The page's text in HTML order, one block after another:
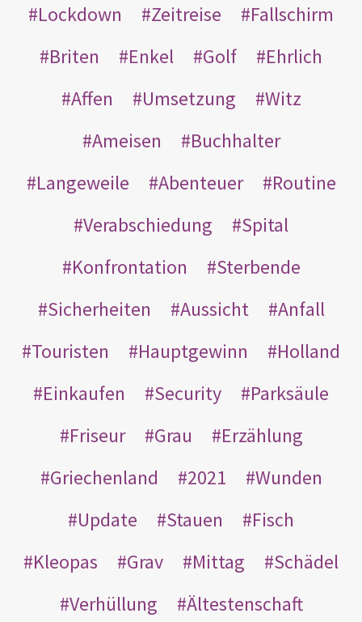
Lockdown
Zeitreise
Fallschirm
Briten
Enkel Golf
Ehrlich
Affen
Umsetzung
Witz
Ameisen
Buchhalter
Langeweile
Abenteuer
Routine
Verabschiedung
Spital
Konfrontation
Sterbende
Sicherheiten
Aussicht
Anfall
Touristen
Hauptgewinn
Holland
Einkaufen
Security
Parksäule
Friseur
Grau
Erzählung
Griechenland
2021
Wunden
Update
Stauen
Fisch
Kleopas
Grav Mittag
Schädel
Verhüllung
Ältestenschaft